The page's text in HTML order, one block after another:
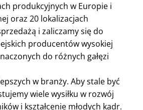
produkcyjnych w Europie i
oraz 20 lokalizacjach
i zaliczamy się do
producentów wysokiej
do różnych gałęzi
w branży. Aby stale być
wiele wysiłku w rozwój
i kształcenie młodych kadr.